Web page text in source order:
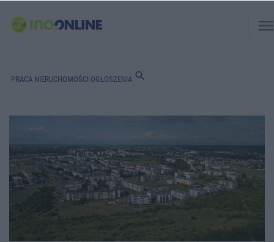
PRACA NIERUCHOMOŚCI OGŁOSZENIA search